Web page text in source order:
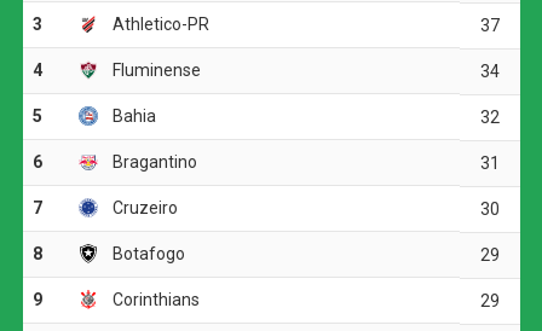
minutos. Após cobrança de escanteio, Marcos Paulo
cabeceou para baixo e exigiu uma boa defesa de
média e longa distância, mas não conseguiu superar o
goleiro adversário.
Aos 41 minutos, Igor Gomes recebeu pela esquerda da
área e teve uma boa chance para abrir o placar, porém
finalizou para fora. Quando a partida caminhava para a
disputa por pênaltis, o Galo encontrou o gol da
classificação.